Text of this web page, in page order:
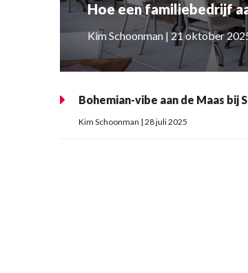
Hoe een familiebedrijf
Kim Schoonman | 21 oktober
Bohemian-vibe aan de Maas bij
Kim Schoonman | 28 juli 2025